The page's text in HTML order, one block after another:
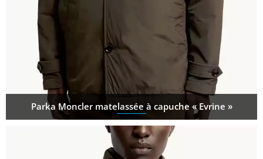
Parka Moncler matelassée à capuche « Evrine »